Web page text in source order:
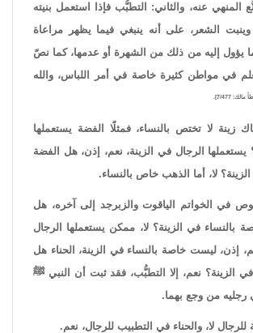
المنهي عنه، والثاني: التطبُّب فإذا استعمل بنيته
الشعر، على أنه ينبغي فيما يظهر مراعاة
يؤول إليه من ذلك من الشهرة أو عدمها، كما نصّ
في مواطن كثيرة خاصة في أمر اللباس، والله
7/477].
زينة لا تختص بالنساء، فمثلًا الفضة يستعملها
يستعملها الرجال في الزينة، نعم، إذن، هل الفضة
لا، أما الذهب خاص بالنساء.
في الخواتم الياقوت والزبرجد إلى آخره، هل
في الزينة؟ لا، ممكن يستعملها الرجال
إذن، ليست خاصة بالنساء في الزينة، الحناء هل
الزينة؟ نعم، إلا التطبُّب، فقد ثبت أن النبي ﷺ
رجليه من وجع بهما.
للرجال لا، والحناء في التطبيب للرجال، نعم.